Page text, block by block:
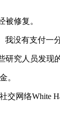
修复。
没有支付一
究人员发现
。
网络